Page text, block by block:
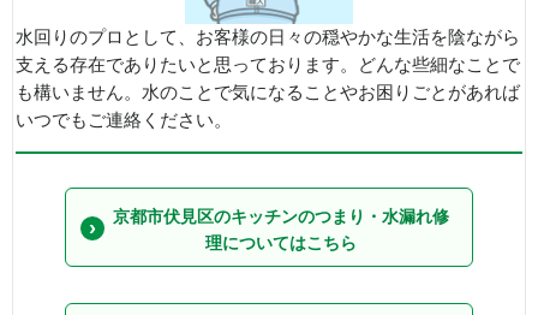
水回りのプロとして、お客様の日々の穏やかな生活を陰ながら
支える存在でありたいと思っております。どんな些細なことで
も構いません。水のことで気になることやお困りごとがあれば
いつでもご連絡ください。
京都市伏見区のキッチンのつまり・水漏れ修
理についてはこちら